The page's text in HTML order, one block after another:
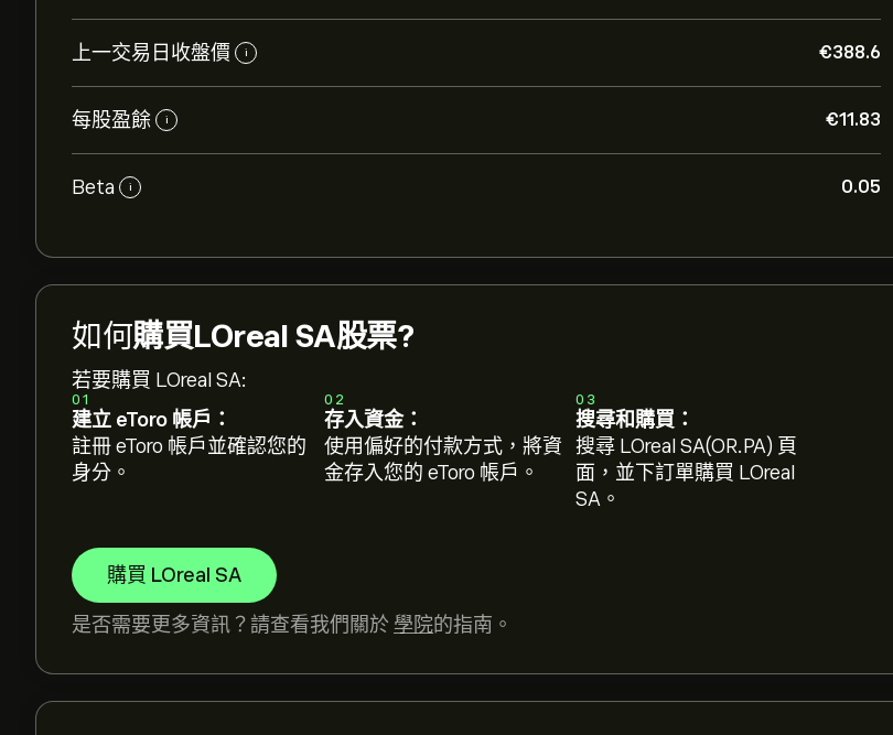
上一交易日收盤價 i ‎€‎388.6
每股盈餘 i ‎€‎11.83
Beta i 0.05
如何購買LOreal SA股票?
若要購買 LOreal SA:
01
建立 eToro 帳戶：
註冊 eToro 帳戶並確認您的
身分。
02
存入資金：
使用偏好的付款方式，將資
金存入您的 eToro 帳戶。
03
搜尋和購買：
搜尋 LOreal SA(OR.PA) 頁
面，並下訂單購買 LOreal
SA。
購買 LOreal SA
是否需要更多資訊？請查看我們關於 學院的指南。
OR.PA 現價為‎€‎388.60。